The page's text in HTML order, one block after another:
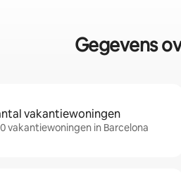
Gegevens
vakantiewoningen
vakantiewoningen in Barcelona